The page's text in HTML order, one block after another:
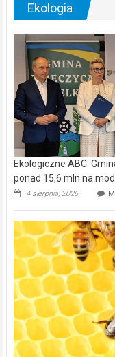
Ekologia
Ekologiczne ABC.
ponad 15,6 mln na
4 sierpnia, 2026